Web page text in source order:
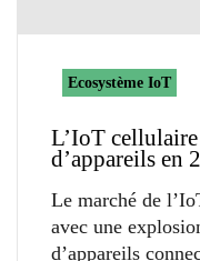
Ecosystème IoT
L’IoT
d’appareils en
Le marché de
avec une
d’appareils